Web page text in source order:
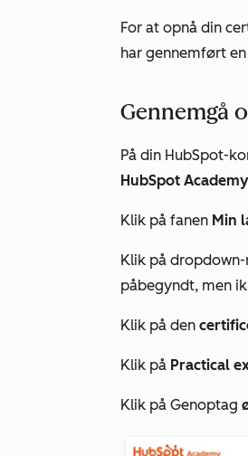
For at opnå din
har gennemført
Gennemgå
På din HubSpot-
HubSpot Academy
Klik på fanen Min
Klik på
påbegyndt, men
Klik på den
Klik på Practical
Klik på Genoptag